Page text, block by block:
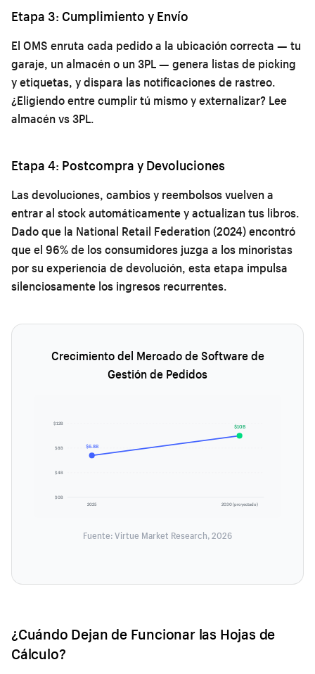
Etapa 3: Cumplimiento y Envío
El OMS enruta cada pedido a la ubicación correcta — tu
garaje, un almacén o un 3PL — genera listas de picking
y etiquetas, y dispara las notificaciones de rastreo.
¿Eligiendo entre cumplir tú mismo y externalizar? Lee
almacén vs 3PL.
Etapa 4: Postcompra y Devoluciones
Las devoluciones, cambios y reembolsos vuelven a
entrar al stock automáticamente y actualizan tus libros.
Dado que la National Retail Federation (2024) encontró
que el 96% de los consumidores juzga a los minoristas
por su experiencia de devolución, esta etapa impulsa
silenciosamente los ingresos recurrentes.
Crecimiento del Mercado de Software de
Gestión de Pedidos
$0B
$4B
$8B
$12B
$6.8B
2025
$10B
2030 (proyectado)
Fuente: Virtue Market Research, 2026
¿Cuándo Dejan de Funcionar las Hojas de
Cálculo?